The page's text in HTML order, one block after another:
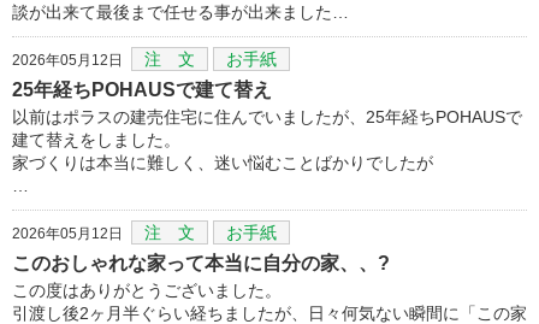
談が出来て最後まで任せる事が出来ました…
2026年05月12日 注 文 お手紙
25年経ちPOHAUSで建て替え
以前はポラスの建売住宅に住んでいましたが、25年経ちPOHAUSで
建て替えをしました。
家づくりは本当に難しく、迷い悩むことばかりでしたが
2026年05月12日 注 文 お手紙
このおしゃれな家って本当に自分の家、、?
この度はありがとうございました。
引渡し後2ヶ月半ぐらい経ちましたが、日々何気ない瞬間に「この家